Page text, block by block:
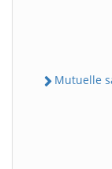
Mutuelle